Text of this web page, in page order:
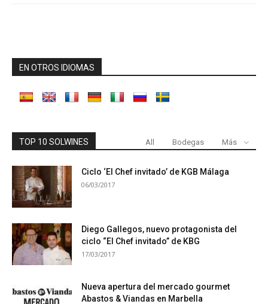
EN OTROS IDIOMAS
TOP 10 SOLWINES All Bodegas Más
Ciclo ‘El Chef invitado’ de KGB Málaga
06/03/2017
Diego Gallegos, nuevo protagonista del
ciclo “El Chef invitado” de KBG
17/03/2017
Nueva apertura del mercado gourmet
Abastos & Viandas en Marbella